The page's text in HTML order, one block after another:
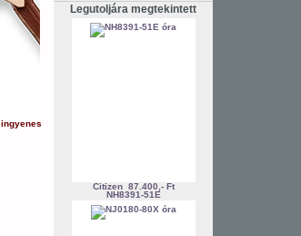
ingyenes
Legutoljára megtekintett
Citizen 87.400,- Ft
NH8391-51E